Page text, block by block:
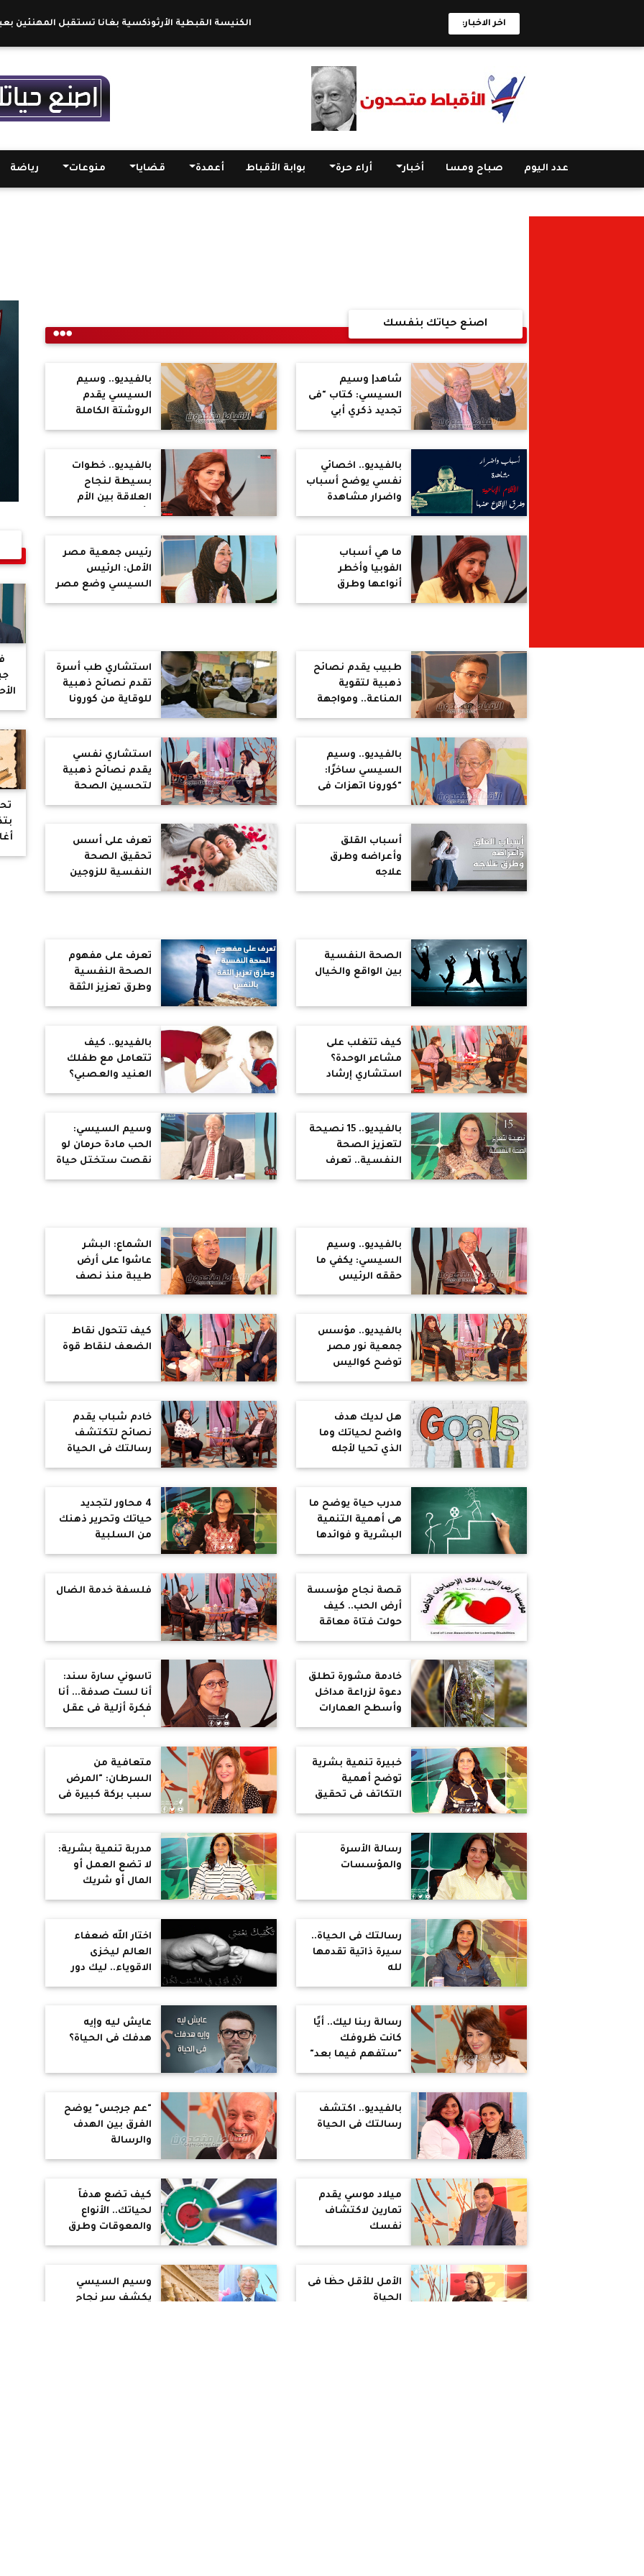
اخر الاخبار: الكنيسة القبطية الأرثوذكسية بغانا تستقبل المهنئين بعيد
عدد اليوم صباح ومسا أخبار أراء حرة بوابة الأقباط أعمدة قضايا منوعات رياضة
اصنع حياتك بنفسك
شاهد| وسيم
السيسي: كتاب "فى
تجديد ذكري أبي
العلاء" غير بوصلة
بالفيديو.. وسيم
السيسي يقدم
الروشتة الكاملة
لمواجهة فيروس
الجسم
بالفيديو.. اخصائي
نفسي يوضح أسباب
واضرار مشاهدة
الأفلام الإباحية
بالفيديو.. خطوات
بسيطة لنجاح
العلاقة بين الأم
وأبنتها
ما هي أسباب
الفوبيا وأخطر
أنواعها وطرق
رئيس جمعية مصر
الأمل: الرئيس
السيسي وضع مصر
طبيب يقدم نصائح
ذهبية لتقوية
المناعة.. ومواجهة
كورونا بثلاث
(فيديو)
استشاري طب أسرة
تقدم نصائح ذهبية
للوقاية من كورونا
بالمدارس
بالفيديو.. وسيم
السيسي ساخرًا:
"كورونا اتهزات فى
استشاري نفسي
يقدم نصائح ذهبية
لتحسين الصحة
أسباب القلق
وأعراضه وطرق
علاجه
تعرف على أسس
تحقيق الصحة
النفسية للزوجين
الصحة النفسية
بين الواقع والخيال
تعرف على مفهوم
الصحة النفسية
وطرق تعزيز الثقة
بالنفس
كيف تتغلب على
مشاعر الوحدة؟
استشاري إرشاد
بالفيديو.. كيف
تتعامل مع طفلك
العنيد والعصبي؟
بالفيديو.. 15 نصيحة
لتعزيز الصحة
النفسية.. تعرف
وسيم السيسي:
الحب مادة حرمان لو
نقصت ستختل حياة
بالفيديو.. وسيم
السيسي: يكفي ما
حققه الرئيس
بضمان السلام
وعلى المصريين
تعلم "قانون
الأخلاق" من الحضارة
المصرية (حوار)
الشماع: البشر
عاشوا على أرض
طيبة منذ نصف
مليون عام على
بالفيديو.. مؤسس
جمعية نور مصر
توضح كواليس
كيف تتحول نقاط
الضعف لنقاط قوة
هل لديك هدف
واضح لحياتك وما
الذي تحيا لأجله
وكيف تعرف هدفك
خادم شباب يقدم
نصائح لتكتشف
رسالتك فى الحياة
مدرب حياة يوضح ما
هى أهمية التنمية
البشرية و فوائدها
فى حياة الفرد
4 محاور لتجديد
حياتك وتحرير ذهنك
من السلبية
قصة نجاح مؤسسة
أرض الحب.. كيف
حولت فتاة معاقة
فلسفة خدمة الضال
خادمة مشورة تطلق
دعوة لزراعة مداخل
وأسطح العمارات
تاسوني سارة سند:
أنا لست صدفة... أنا
فكرة أزلية فى عقل
خبيرة تنمية بشرية
توضح أهمية
التكاتف فى تحقيق
الرسالة
متعافية من
السرطان: "المرض
سبب بركة كبيرة فى
حياتي.. ومسلمين
رسالة الأسرة
والمؤسسات
مدربة تنمية بشرية:
لا تضع العمل أو
المال أو شريك
الحياة مركزا لحياتك
رسالتك فى الحياة..
سيرة ذاتية تقدمها
لله
اختار الله ضعفاء
العالم ليخزى
الاقوياء.. ليك دور
رسالة ربنا ليك.. أيًا
كانت ظروفك
"ستفهم فيما بعد"
عايش ليه وإيه
هدفك فى الحياة؟
بالفيديو.. اكتشف
رسالتك فى الحياة
"عم جرجس" يوضح
الفرق بين الهدف
والرسالة
ميلاد موسي يقدم
تمارين لاكتشاف
نفسك
كيف تضع هدفاً
لحياتك.. الأنواع
والمعوقات وطرق
تحقيقه
الأمل للأقل حظًا فى
الحياة
وسيم السيسي
يكشف سر نجاح